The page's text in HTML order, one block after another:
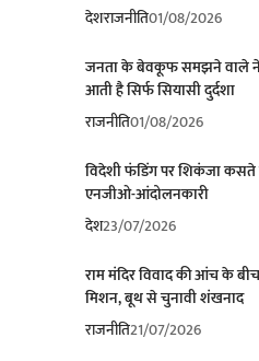
देशराजनीति01/08/2026
जनता के बेवकूफ समझने वाले
आती है सिर्फ सियासी दुर्दशा
राजनीति01/08/2026
विदेशी फंडिंग पर शिकंजा कसते
एनजीओ-आंदोलनकारी
देश23/07/2026
राम मंदिर विवाद की आंच के
मिशन, बूथ से चुनावी शंखनाद
राजनीति21/07/2026